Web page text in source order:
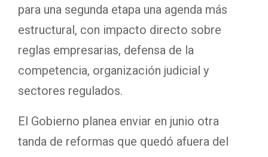
para una segunda etapa una agenda más
estructural, con impacto directo sobre
reglas empresarias, defensa de la
competencia, organización judicial y
sectores regulados.
El Gobierno planea enviar en junio otra
tanda de reformas que quedó afuera del